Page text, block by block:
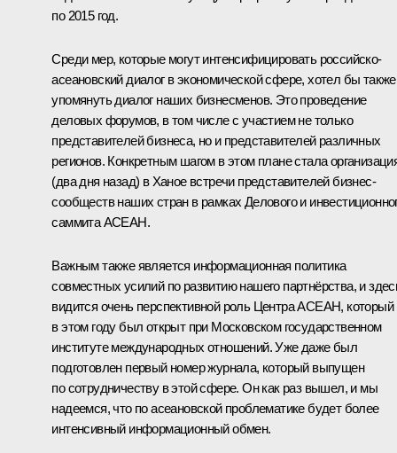
по 2015 год.
Среди мер, которые могут интенсифицировать российско-
асеановский диалог в экономической сфере, хотел бы также
упомянуть диалог наших бизнесменов. Это проведение
деловых форумов, в том числе с участием не только
представителей бизнеса, но и представителей различных
регионов. Конкретным шагом в этом плане стала
(два дня назад) в Ханое встречи представителей бизнес-
сообществ наших стран в рамках Делового и
саммита АСЕАН.
Важным также является информационная политика
совместных усилий по развитию нашего партнёрства, и
видится очень перспективной роль Центра АСЕАН, который
в этом году был открыт при Московском государственном
институте международных отношений. Уже даже был
подготовлен первый номер журнала, который выпущен
по сотрудничеству в этой сфере. Он как раз вышел, и мы
надеемся, что по асеановской проблематике будет более
интенсивный информационный обмен.